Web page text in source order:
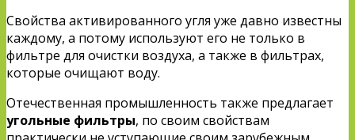
Свойства активированного угля уже давно известны
каждому, а потому используют его не только в
фильтре для очистки воздуха, а также в фильтрах,
которые очищают воду.
Отечественная промышленность также предлагает
угольные фильтры, по своим свойствам